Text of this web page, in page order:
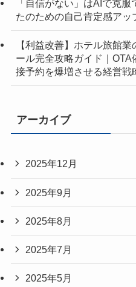
「自信がない」はAIで克
たのための自己肯定感アッ
【利益改善】ホテル旅館
ール完全攻略ガイド｜
接予約を爆増させる経営戦
アーカイブ
2025年12月
2025年9月
2025年8月
2025年7月
2025年5月